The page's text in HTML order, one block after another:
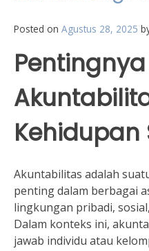
Posted on Agustus 28, 2025
Pentingnya
Akuntabilitas adalah
penting dalam berbagai
lingkungan pribadi,
Dalam konteks ini,
jawab individu atau